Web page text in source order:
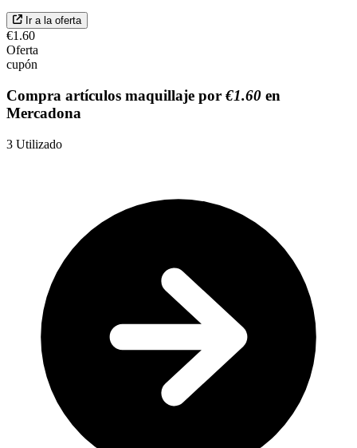
Ir a la oferta
€1.60
Oferta
cupón
Compra artículos maquillaje por €1.60 en
Mercadona
3 Utilizado